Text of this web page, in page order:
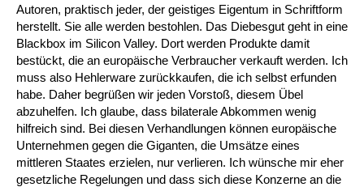
Autoren, praktisch jeder, der geistiges Eigentum in Schriftform
herstellt. Sie alle werden bestohlen. Das Diebesgut geht in eine
Blackbox im Silicon Valley. Dort werden Produkte damit
bestückt, die an europäische Verbraucher verkauft werden. Ich
muss also Hehlerware zurückkaufen, die ich selbst erfunden
habe. Daher begrüßen wir jeden Vorstoß, diesem Übel
abzuhelfen. Ich glaube, dass bilaterale Abkommen wenig
hilfreich sind. Bei diesen Verhandlungen können europäische
Unternehmen gegen die Giganten, die Umsätze eines
mittleren Staates erzielen, nur verlieren. Ich wünsche mir eher
gesetzliche Regelungen und dass sich diese Konzerne an die